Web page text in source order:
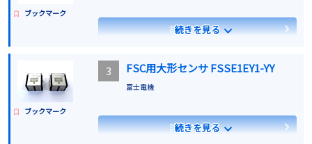
ブックマーク
詳細を見る
見積もりする
続きを見る
ブックマーク
3 FSC用大形センサ FSSE1EY1-YY
富士電機
詳細を見る
続きを見る